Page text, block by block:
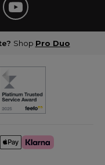
Shop Pro Duo